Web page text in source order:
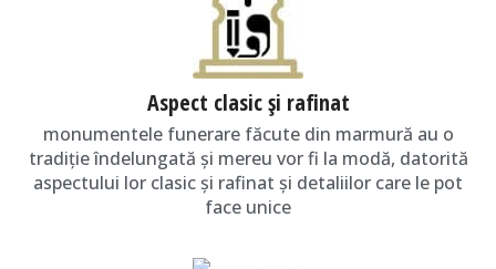
Aspect clasic și rafinat
monumentele funerare făcute din marmură au o
tradiţie îndelungată și mereu vor fi la modă, datorită
aspectului lor clasic și rafinat și detaliilor care le pot
face unice